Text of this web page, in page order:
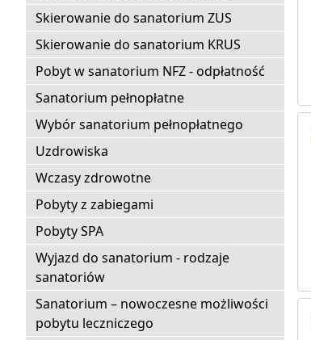
Skierowanie do sanatorium ZUS
Skierowanie do sanatorium KRUS
Pobyt w sanatorium NFZ - odpłatność
Sanatorium pełnopłatne
Wybór sanatorium pełnopłatnego
Uzdrowiska
Wczasy zdrowotne
Pobyty z zabiegami
Pobyty SPA
Wyjazd do sanatorium - rodzaje
sanatoriów
Sanatorium – nowoczesne możliwości
pobytu leczniczego